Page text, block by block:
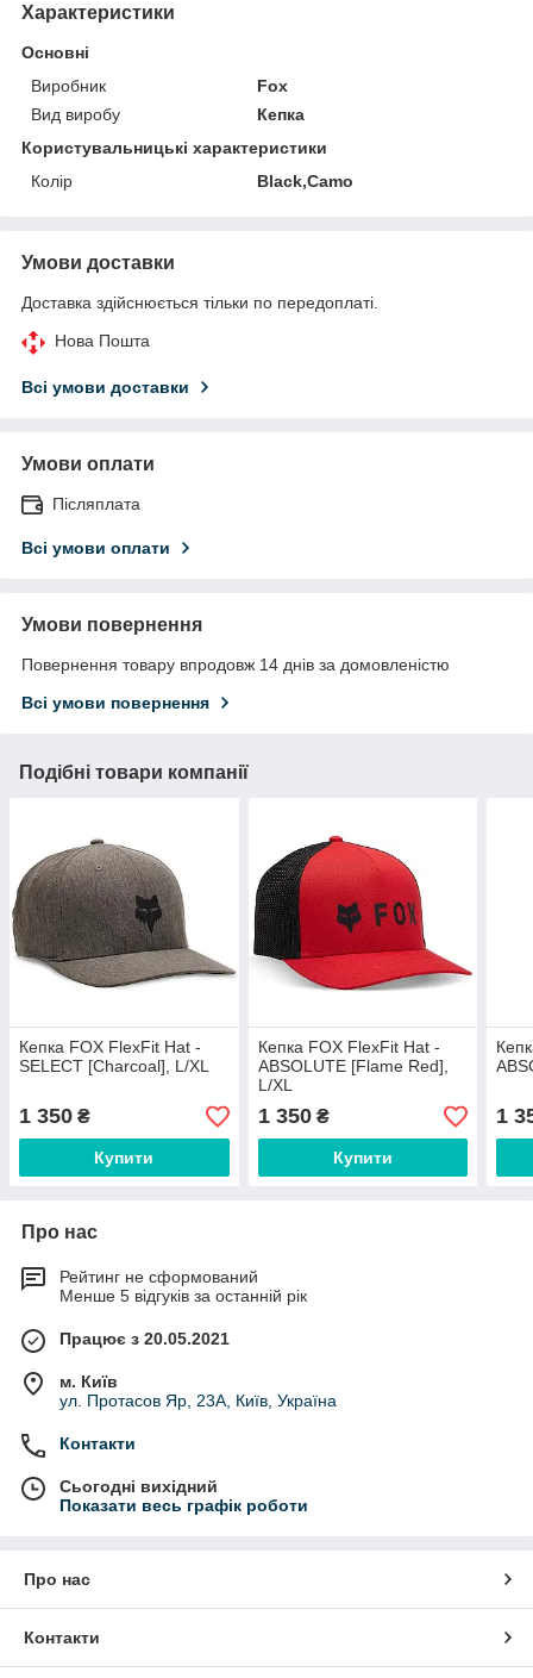
Характеристики
Основні
Виробник
Fox
Вид виробу
Кепка
Користувальницькі характеристики
Колір
Black,Camo
Умови доставки
Доставка здійснюється тільки по передоплаті.
Нова Пошта
Всі умови доставки
Умови оплати
Післяплата
Всі умови оплати
Умови повернення
Повернення товару впродовж 14 днів за домовленістю
Всі умови повернення
Подібні товари компанії
Кепка FOX FlexFit Hat -
SELECT [Charcoal], L/XL
1 350 ₴
Купити
Кепка FOX FlexFit Hat -
ABSOLUTE [Flame Red],
L/XL
1 350₴
Купити
1
Про нас
Рейтинг не сформований
Менше 5 відгуків за останній рік
Працює з 20.05.2021
м. Київ
ул. Протасов Яр, 23А, Київ, Україна
Контакти
Сьогодні вихідний
Показати весь графік роботи
Про нас
Контакти